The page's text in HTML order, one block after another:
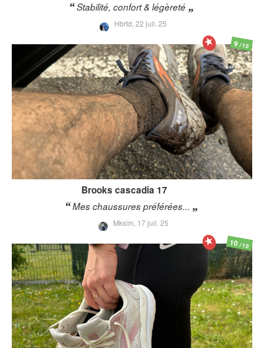
Stabilité, confort & légèreté
Hbrtd, 22 juil. 25
Brooks cascadia 17
Mes chaussures préférées...
Mksim, 17 juil. 25
9/10
10/10